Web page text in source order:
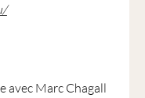
avec Marc Chagall